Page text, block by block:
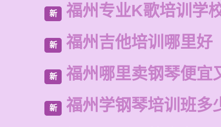
新 福州专业K歌培训学
新 福州吉他培训哪里好
新 福州哪里卖钢琴便宜
新 福州学钢琴培训班多